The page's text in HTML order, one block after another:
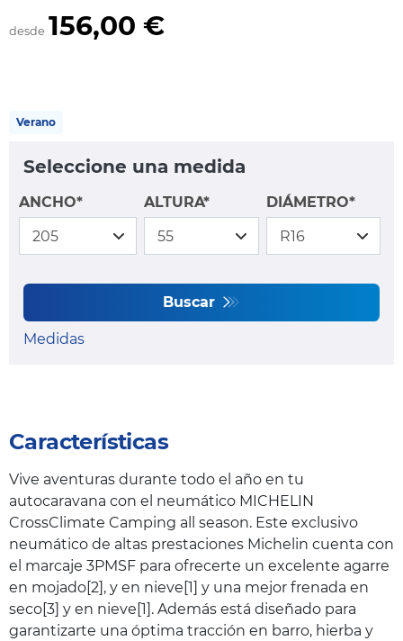
desde 156,00 €
Verano
Seleccione una medida
ANCHO* ALTURA* DIÁMETRO*
Buscar
Medidas
Características
Vive aventuras durante todo el año en tu
autocaravana con el neumático MICHELIN
CrossClimate Camping all season. Este exclusivo
neumático de altas prestaciones Michelin cuenta con
el marcaje 3PMSF para ofrecerte un excelente agarre
en mojado[2], y en nieve[1] y una mejor frenada en
seco[3] y en nieve[1]. Además está diseñado para
garantizarte una óptima tracción en barro, hierba y